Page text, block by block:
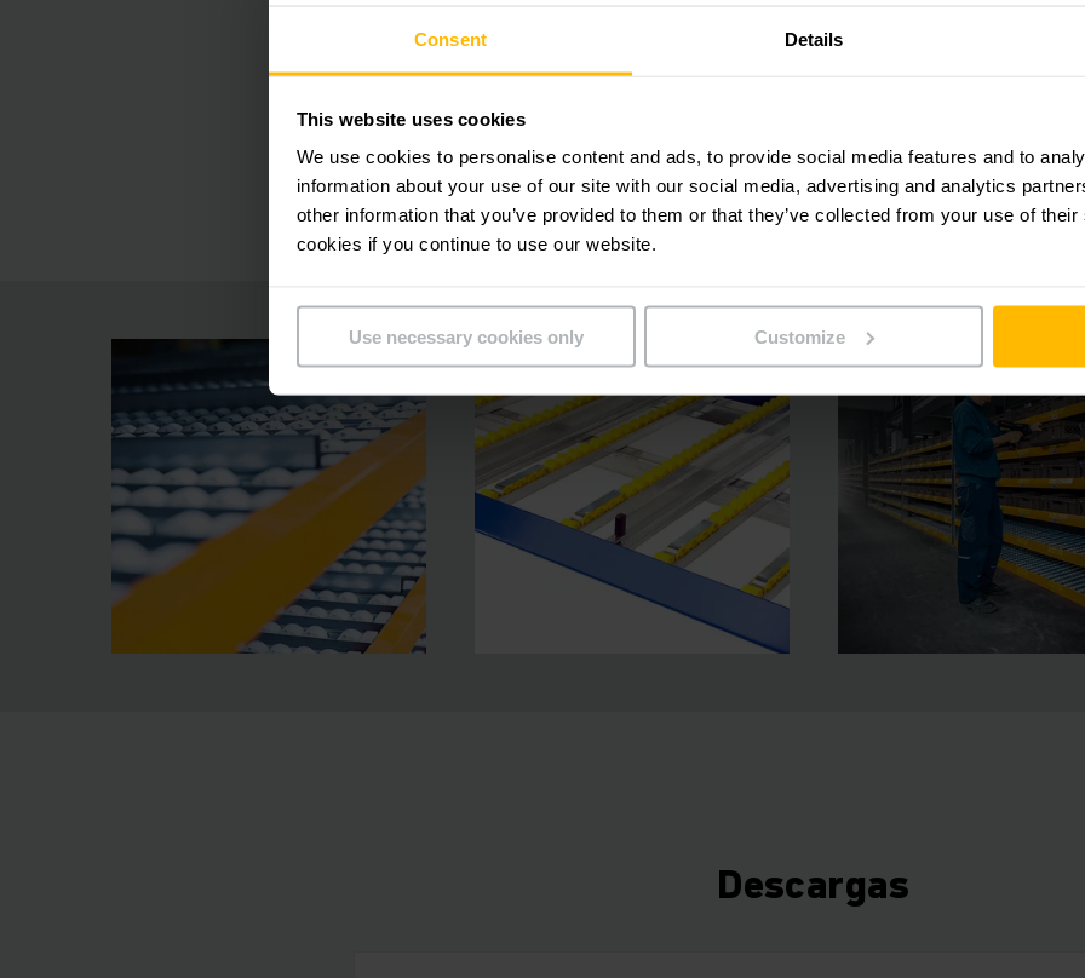
Consent Details
This website uses cookies
We use cookies to personalise content and ads, to provide social media features and to
information about your use of our site with our social media, advertising and analytics
other information that you’ve provided to them or that they’ve collected from your use of
cookies if you continue to use our website.
Use necessary cookies only Customize
Preparación de pedidos más eficiente
Alta seguridad de procesos
Descargas